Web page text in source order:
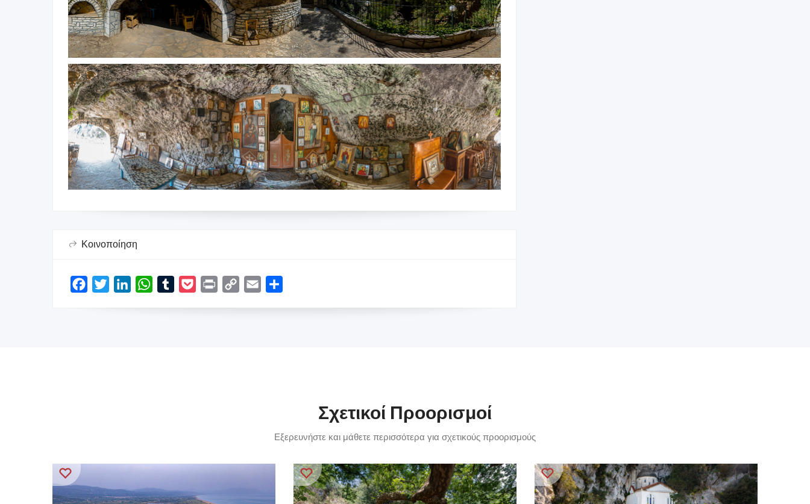
Κοινοποίηση
FacebookTwitterLinkedInWhatsAppTumblrPocketPrint
Copy
Email
Σχετικοί Προορισμοί
Εξερευνήστε και μάθετε περισσότερα για σχετικούς προορισμούς